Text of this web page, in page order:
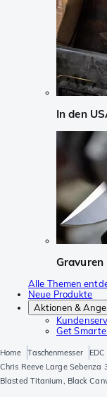
In den
Gravuren
Alle Themen
Neue Produkte
Aktionen &
Get
Home Taschenmesser
Chris Reeve Large
Blasted Titanium, Black